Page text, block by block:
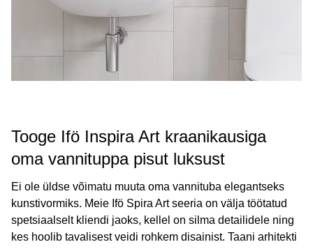
Tooge Ifö Inspira Art kraanikausiga
oma vannituppa pisut luksust
Ei ole üldse võimatu muuta oma vannituba elegantseks
kunstivormiks. Meie Ifö Spira Art seeria on välja töötatud
spetsiaalselt kliendi jaoks, kellel on silma detailidele ning
kes hoolib tavalisest veidi rohkem disainist. Taani arhitekti